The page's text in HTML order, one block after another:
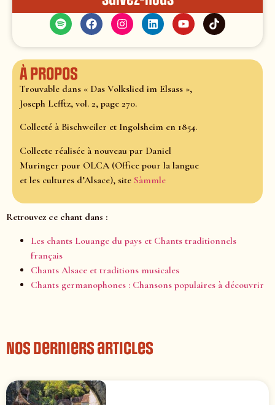
À propos
Trouvable dans « Das Volkslied im Elsass »,
Joseph Lefftz, vol. 2, page 270.
Collecté à Bischweiler et Ingolsheim en 1854.
Collecte réalisée à nouveau par Daniel
Muringer pour OLCA (Office pour la langue
et les cultures d’Alsace), site Sàmmle
Retrouvez ce chant dans :
Les chants Louange du pays et Chants traditionnels
français
Chants Alsace et traditions musicales
Chants germanophones : Chansons populaires à découvrir
Nos derniers articles